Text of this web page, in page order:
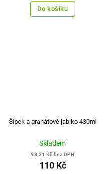
Do košíku
Šípek a granátové jablko 430ml
Skladem
98,21 Kč bez DPH
110 Kč